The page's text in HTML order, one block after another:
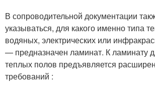
В сопроводительной документации
указываться, для какого именно типа
водяных, электрических или
— предназначен ламинат. К ламинату
теплых полов предъявляется
требований :